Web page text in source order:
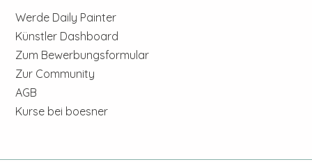
Werde Daily Painter
Künstler Dashboard
Zum Bewerbungsformular
Zur Community
AGB
Kurse bei boesner